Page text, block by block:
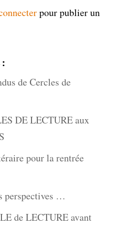
pour publier un
:
de Cercles de
DE LECTURE aux
pour la rentrée
perspectives …
de LECTURE avant